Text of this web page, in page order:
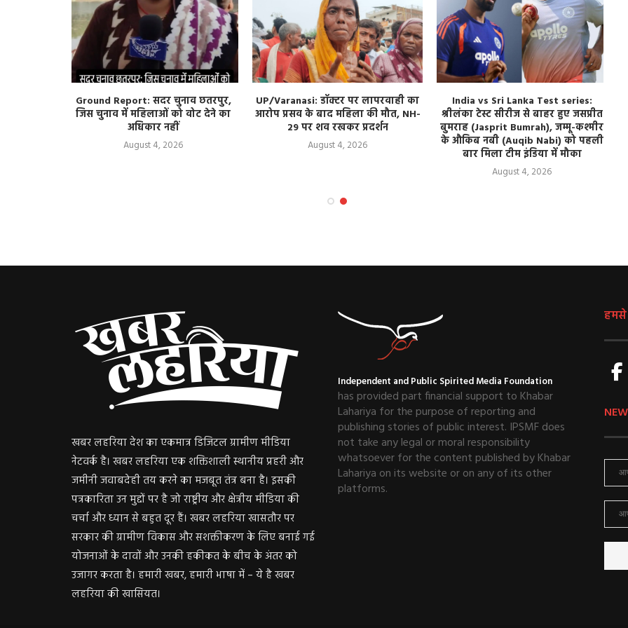
Ground Report: सदर चुनाव छतरपुर,
जिस चुनाव में महिलाओं को वोट देने का
अधिकार नहीं
August 4, 2026
UP/Varanasi: डॉक्टर पर लापरवाही का
आरोप प्रसव के बाद महिला की मौत, NH-
29 पर शव रखकर प्रदर्शन
August 4, 2026
India vs Sri Lanka Test series:
श्रीलंका टेस्ट सीरीज से बाहर हुए जसप्रीत
बुमराह (Jasprit Bumrah), जम्मू-कश्मीर
के औकिब नबी (Auqib Nabi) को पहली
बार मिला टीम इंडिया में मौका
August 4, 2026
खबर लहरिया देश का एकमात्र डिजिटल ग्रामीण मीडिया
नेटवर्क है। खबर लहरिया एक शक्तिशाली स्थानीय प्रहरी और
जमीनी जवाबदेही तय करने का मजबूत तंत्र बना है। इसकी
पत्रकारिता उन मुद्दों पर है जो राष्ट्रीय और क्षेत्रीय मीडिया की
चर्चा और ध्यान से बहुत दूर हैं। खबर लहरिया खासतौर पर
सरकार की ग्रामीण विकास और सशक्तीकरण के लिए बनाई गई
योजनाओं के दावों और उनकी हकीकत के बीच के अंतर को
उजागर करता है। हमारी खबर, हमारी भाषा में – ये है खबर
लहरिया की खासियत।
Independent and Public Spirited Media Foundation
has provided part financial support to Khabar
Lahariya for the purpose of reporting and
publishing stories of public interest. IPSMF does
not take any legal or moral responsibility
whatsoever for the content published by Khabar
Lahariya on its website or on any of its other
platforms.
हमसे